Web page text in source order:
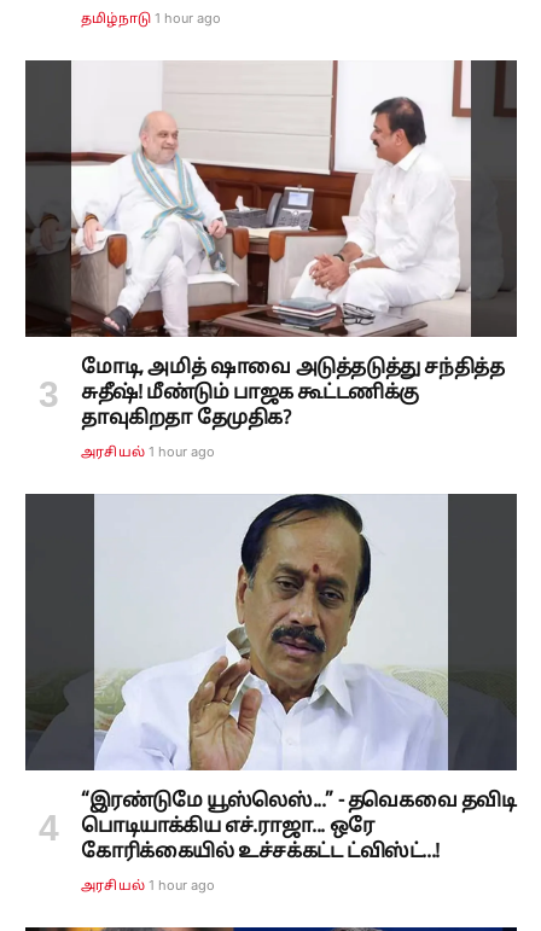
தமிழ்நாடு 1 hour ago
மோடி, அமித் ஷாவை அடுத்தடுத்து சந்தித்த
சுதீஷ்! மீண்டும் பாஜக கூட்டணிக்கு
தாவுகிறதா தேமுதிக?
அரசியல் 1 hour ago
“இரண்டுமே யூஸ்லெஸ்...” - தவெகவை தவிடி
பொடியாக்கிய எச்.ராஜா... ஒரே
கோரிக்கையில் உச்சக்கட்ட ட்விஸ்ட்...!
அரசியல் 1 hour ago